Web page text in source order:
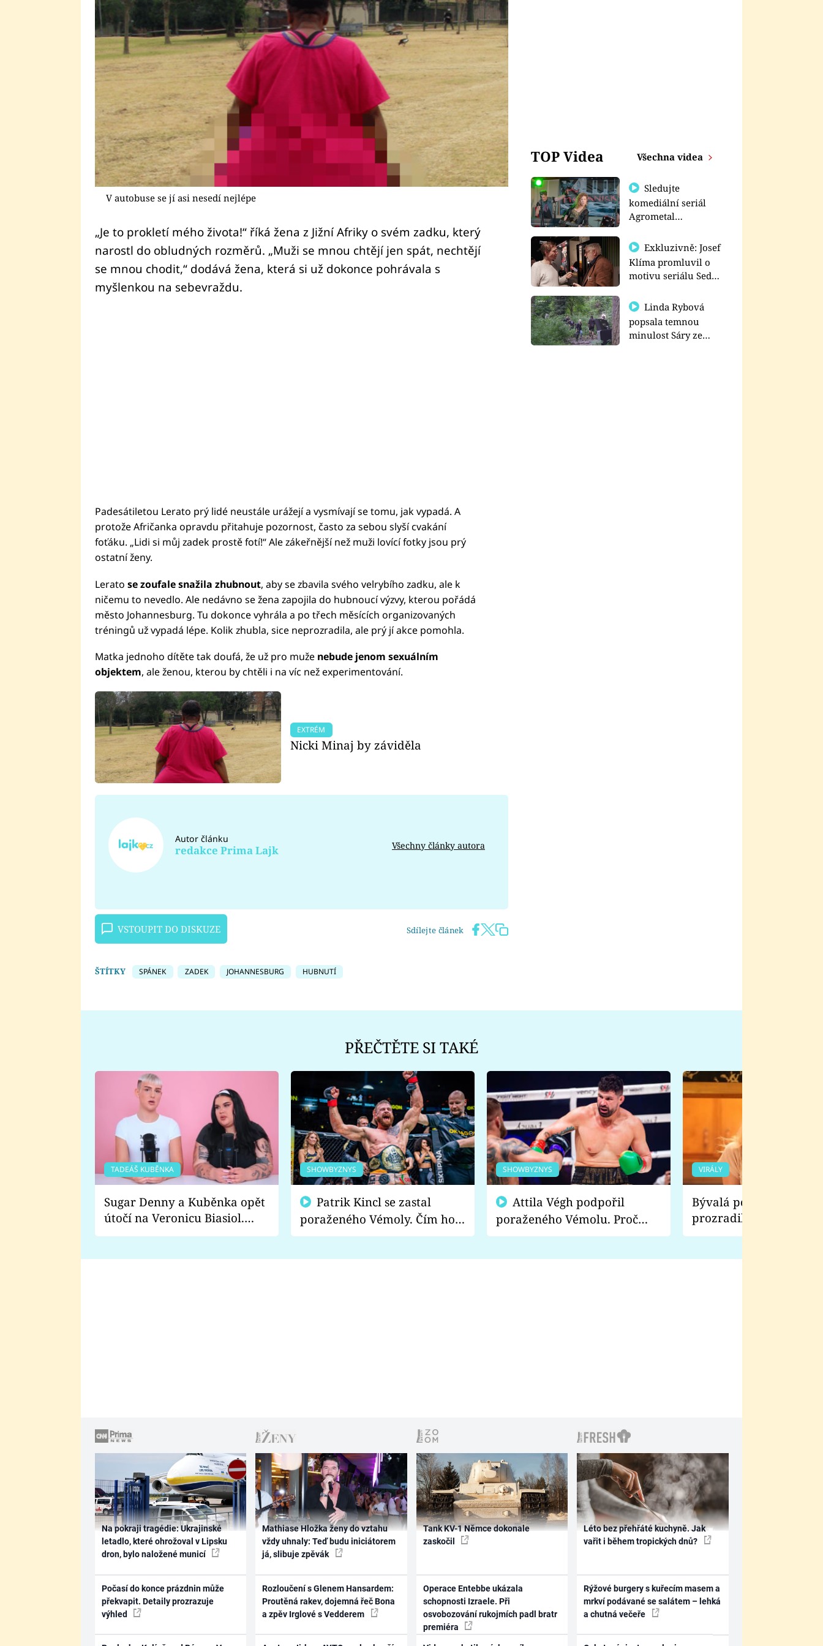
V autobuse se jí asi nesedí nejlépe
„Je to prokletí mého života!“ říká žena z Jižní Afriky o svém zadku, který
narostl do obludných rozměrů. „Muži se mnou chtějí jen spát, nechtějí
se mnou chodit,“ dodává žena, která si už dokonce pohrávala s
myšlenkou na sebevraždu.
Padesátiletou Lerato prý lidé neustále urážejí a vysmívají se tomu, jak vypadá. A
protože Afričanka opravdu přitahuje pozornost, často za sebou slyší cvakání
foťáku. „Lidi si můj zadek prostě fotí!“ Ale zákeřnější než muži lovící fotky jsou prý
ostatní ženy.
Lerato se zoufale snažila zhubnout, aby se zbavila svého velrybího zadku, ale k
ničemu to nevedlo. Ale nedávno se žena zapojila do hubnoucí výzvy, kterou pořádá
město Johannesburg. Tu dokonce vyhrála a po třech měsících organizovaných
tréningů už vypadá lépe. Kolik zhubla, sice neprozradila, ale prý jí akce pomohla.
Matka jednoho dítěte tak doufá, že už pro muže nebude jenom sexuálním
objektem, ale ženou, kterou by chtěli i na víc než experimentování.
EXTRÉM
Nicki Minaj by záviděla
Autor článku
redakce Prima Lajk Všechny články autora
VSTOUPIT DO DISKUZE Sdílejte článek
ŠTÍTKY SPÁNEK ZADEK JOHANNESBURG HUBNUTÍ
TOP Videa Všechna videa
Sledujte
komediální seriál
Agrometal
prima+
Exkluzivně: Josef
Klíma promluvil o
motivu seriálu Sedm
Linda Rybová
popsala temnou
minulost Sáry ze
PŘEČTĚTE SI TAKÉ
TADEÁŠ KUBĚNKA
Sugar Denny a Kuběnka opět
útočí na Veronicu Biasiol.
Proč je podle nich falešná a
SHOWBYZNYS
poraženého Vémoly. Čím ho
fanoušci naštvali?
SHOWBYZNYS
poraženého Vémolu. Proč
chce raději zápasit s ním než
VIRÁLY
Bývalá pornoherečka
prozradila, co ji
natáčení Euforie.
Na pokraji tragédie: Ukrajinské
letadlo, které ohrožoval v Lipsku
dron, bylo naložené municí
Počasí do konce prázdnin může
překvapit. Detaily prozrazuje
výhled
Mathiase Hložka ženy do vztahu
vždy uhnaly: Teď budu iniciátorem
já, slibuje zpěvák
Rozloučení s Glenem Hansardem:
Proutěná rakev, dojemná řeč Bona
a zpěv Irglové s Vedderem
Tank KV-1 Němce dokonale
zaskočil
Operace Entebbe ukázala
schopnosti Izraele. Při
osvobozování rukojmích padl bratr
premiéra
Léto bez přehřáté kuchyně. Jak
vařit i během tropických dnů?
Rýžové burgery s kuřecím masem a
mrkví podávané se salátem – lehká
a chutná večeře